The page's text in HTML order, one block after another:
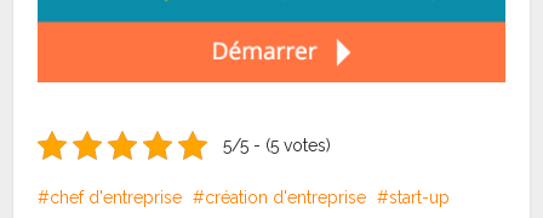
5/5 - (5 votes)
chef d'entreprise création d'entreprise start-up